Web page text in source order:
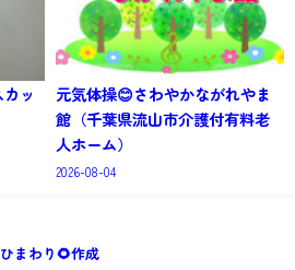
ッ
元気体操😊さわやかながれやま
館（千葉県流山市介護付有料老
人ホーム）
2026-08-04
まわり🌻作成